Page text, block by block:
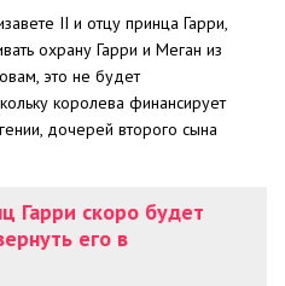
II и отцу принца Гарри,
охрану Гарри и Меган из
это не будет
королева финансирует
дочерей второго сына
Гарри скоро будет
его в